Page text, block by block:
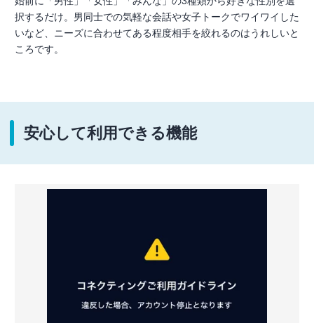
択するだけ。男同士での気軽な会話や女子トークでワイワイした
いなど、ニーズに合わせてある程度相手を絞れるのはうれしいと
ころです。
安心して利用できる機能